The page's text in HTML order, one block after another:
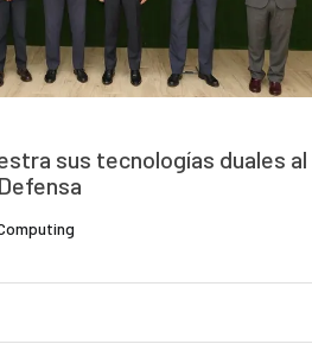
sus tecnologías duales al